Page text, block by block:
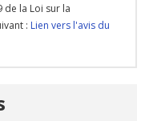
de la Loi sur la
: Lien vers l'avis du